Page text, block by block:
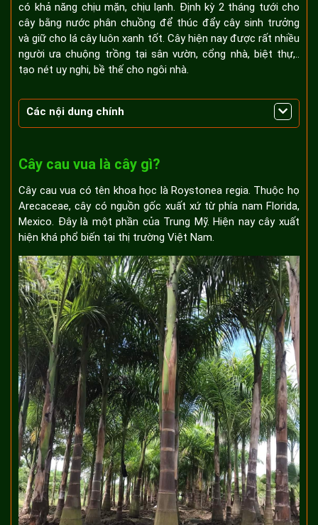
có khả năng chịu mặn, chịu lạnh. Định kỳ 2 tháng tưới cho
cây bằng nước phân chuồng để thúc đẩy cây sinh trưởng
và giữ cho lá cây luôn xanh tốt. Cây hiện nay được rất nhiều
người ưa chuộng trồng tại sân vườn, cổng nhà, biệt thự,..
tạo nét uy nghi, bề thế cho ngôi nhà.
Các nội dung chính
Cây cau vua là cây gì?
Cây cau vua có tên khoa học là Roystonea regia. Thuộc họ
Arecaceae, cây có nguồn gốc xuất xứ từ phía nam Florida,
Mexico. Đây là một phần của Trung Mỹ. Hiện nay cây xuất
hiện khá phổ biến tại thị trường Việt Nam.